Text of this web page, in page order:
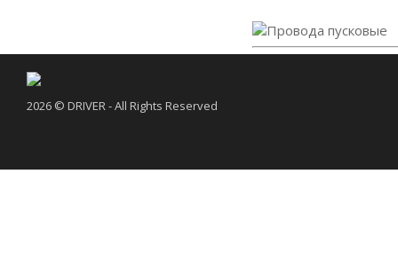
2026 © DRIVER - All Rights Reserved